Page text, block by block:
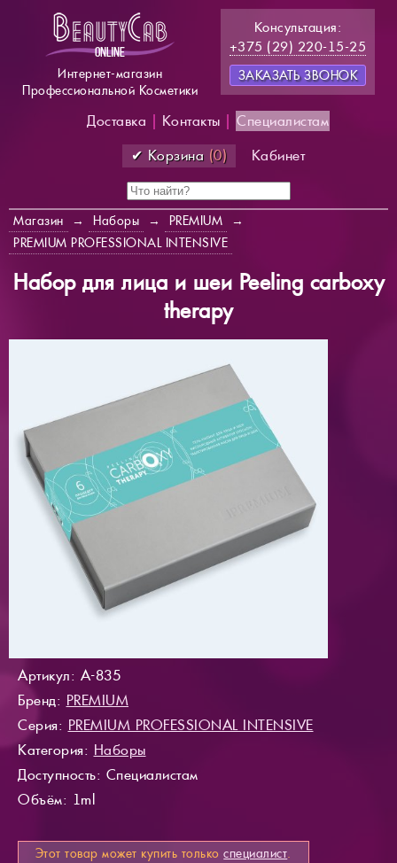
Интернет-магазин
Профессиональной Косметики
Консультация:
+375 (29) 220-15-25
ЗАКАЗАТЬ ЗВОНОК
Доставка Контакты
Специалистам
✔ Корзина (0) Кабинет
Магазин → Наборы → PREMIUM
→
PREMIUM PROFESSIONAL INTENSIVE
Набор для лица и шеи Peeling carboxy
therapy
Артикул: A-835
Бренд: PREMIUM
Серия: PREMIUM PROFESSIONAL INTENSIVE
Категория: Наборы
Доступность: Специалистам
Объём: 1ml
Этот товар может купить толькоспециалист.